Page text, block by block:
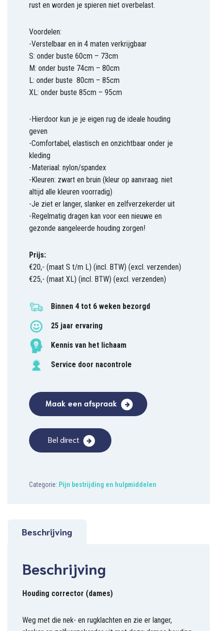
rust en worden je spieren niet overbelast.
Voordelen:
-Verstelbaar en in 4 maten verkrijgbaar
S: onder buste 60cm – 73cm
M: onder buste 74cm – 80cm
L: onder buste 80cm – 85cm
XL: onder buste 85cm – 95cm
-Hierdoor kun je je eigen rug de ideale houding
geven
-Comfortabel, elastisch en onzichtbaar onder je
kleding
-Materiaal: nylon/spandex
-Kleuren: zwart en bruin (kleur op aanvraag. niet
altijd alle kleuren voorradig)
-Je ziet er langer, slanker en zelfverzekerder uit
-Regelmatig dragen kan voor een nieuwe en
gezonde aangeleerde houding zorgen!
Prijs:
€20,- (maat S t/m L) (incl. BTW) (excl. verzenden)
€25,- (maat XL) (incl. BTW) (excl. verzenden)
Binnen 4 tot 6 weken bezorgd
25 jaar ervaring
Kennis van het lichaam
Service door nacontrole
Maak een afspraak
Bel direct
Categorie: Pijn bestrijding en hulpmiddelen
Beschrijving
Beschrijving
Houding corrector (dames)
Weg met die nek- en rugklachten en zie er langer,